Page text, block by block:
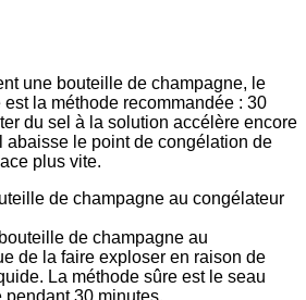
une bouteille de champagne, le
la méthode recommandée : 30
du sel à la solution accélère encore
abaisse le point de congélation de
plus vite.
de champagne au congélateur
de champagne au
de la faire exploser en raison de
La méthode sûre est le seau
pendant 30 minutes.